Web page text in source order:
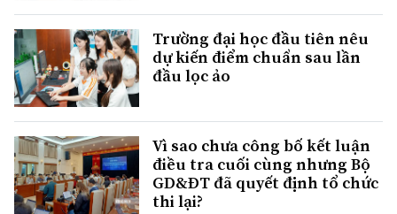
Trường đại học đầu tiên nêu
dự kiến điểm chuẩn sau lần
đầu lọc ảo
Vì sao chưa công bố kết luận
điều tra cuối cùng nhưng Bộ
GD&ĐT đã quyết định tổ chức
thi lại?